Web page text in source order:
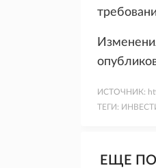
ИСТОЧНИК:
ТЕГИ:
ЕЩЕ